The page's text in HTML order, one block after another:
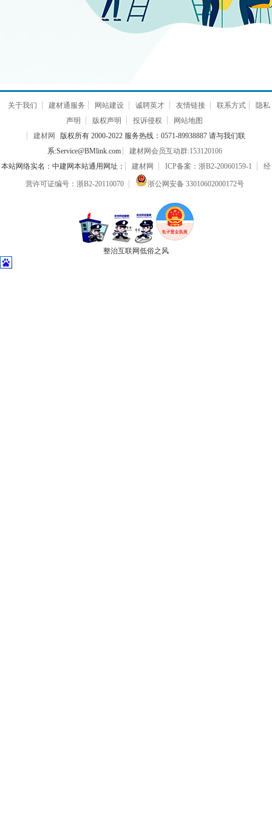
关于我们 建材通服务 网站建设 诚聘英才 友情链接 联系方式
隐私
声明
版权声明 投诉侵权
网站地图
建材网
版权所有 2000-2022 服务热线：0571-89938887 请与我们联
系:Service@BMlink.com
建材网会员互动群:153120106
本站网络实名：中建网本站通用网址：
建材网 ICP备案：浙B2-20060159-1 经
营许可证编号：浙B2-20110070 浙公网安备 33010602000172号
整治互联网低俗之风